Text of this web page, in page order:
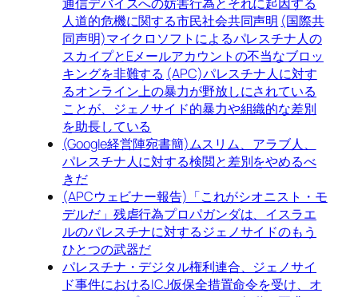
通信デバイスへの妨害行為とそれに起因する
人道的危機に関する市民社会共同声明 (国際共
同声明)マイクロソフトによるパレスチナ人の
スカイプとEメールアカウントの不当なブロッ
キングを非難する (APC)パレスチナ人に対す
るオンライン上の暴力が野放しにされている
ことが、ジェノサイド的暴力や組織的な差別
を助長している
(Google経営陣宛書簡)ムスリム、アラブ人、
パレスチナ人に対する検閲と差別をやめるべ
きだ
(APCウェビナー報告)「これがシオニスト・モ
デルだ」残虐行為プロパガンダは、イスラエ
ルのパレスチナに対するジェノサイドのもう
ひとつの武器だ
パレスチナ・デジタル権利連合、ジェノサイ
ド事件におけるICJ仮保全措置命令を受け、オ